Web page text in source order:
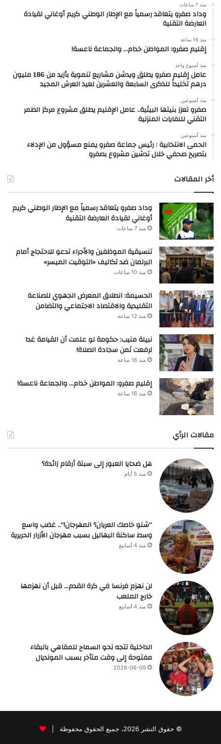
منذ 7 ساعات
وداد صفرو يتعاقد رسمياً مع الإطار الوطني كريم أوغاني لقيادة
العارضة التقنية
منذ 16 ساعة
إقليم صفرو: المواطن خدام… والجماعة ناعسة!
منذ أسبوع واحد
عامل إقليم صفرو يطلق ويدشن مشاريع تنموية بأزيد من 186 مليون
درهم تخليداً للذكرى السابعة والعشرين لعيد العرش المجيد
منذ أسبوعين
صفرو تعزز بنيتها البيئية.. عامل الإقليم يطلق مشروع مركز الطمر
التقني للنفايات المنزلية
منذ أسبوعين
الحمى الانتخابية : رئيس جماعة صفرو يمنع مسؤول من الإدلاء
بتصريح صحفي خلال تدشين مشروع بصفرو
أخر المقالات
وداد صفرو يتعاقد رسمياً مع الإطار الوطني كريم
أوغاني لقيادة العارضة التقنية
منذ 7 ساعات
تنسيقية الموظفين والأجراء تدعو للاحتجاج أمام
البرلمان ضد تكاليف «التوقيت الميسر»
منذ 10 ساعات
الحسيمة: انطلاق المعرض الجهوي للصناعة
التقليدية والاقتصاد الاجتماعي والتضامن
منذ 12 ساعة
نبيلة منيب: حكومة لو علمت أن القيامة غدا
لرفعت ثمن سجادة الصلاة!
منذ 16 ساعة
إقليم صفرو: المواطن خدام… والجماعة ناعسة!
منذ 16 ساعة
مقالات الرأي
هل ضحايا العبور إلى سبتة أرقام زائدة؟
منذ 5 أيام
“شنو خاصك العريان؟ المهرجان!”.. غضب واسع
وسط ساكنة البهاليل بسبب مهرجان الأزرار الحريرية
منذ 4 أسابيع
لن نهزم فرنسا في كرة القدم… قبل أن نهزمها
خارج الملعب
منذ 4 أسابيع
الداخلية تتجه نحو السماح للمقاهي بالبقاء
مفتوحة إلى وقت متأخر بسبب المونديال
2026-06-09
© حقوق النشر 2026، جميع الحقوق محفوظة |